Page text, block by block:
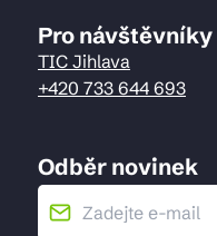
Pro návštěvníky
TIC Jihlava
+420 733 644 693
Odběr novinek